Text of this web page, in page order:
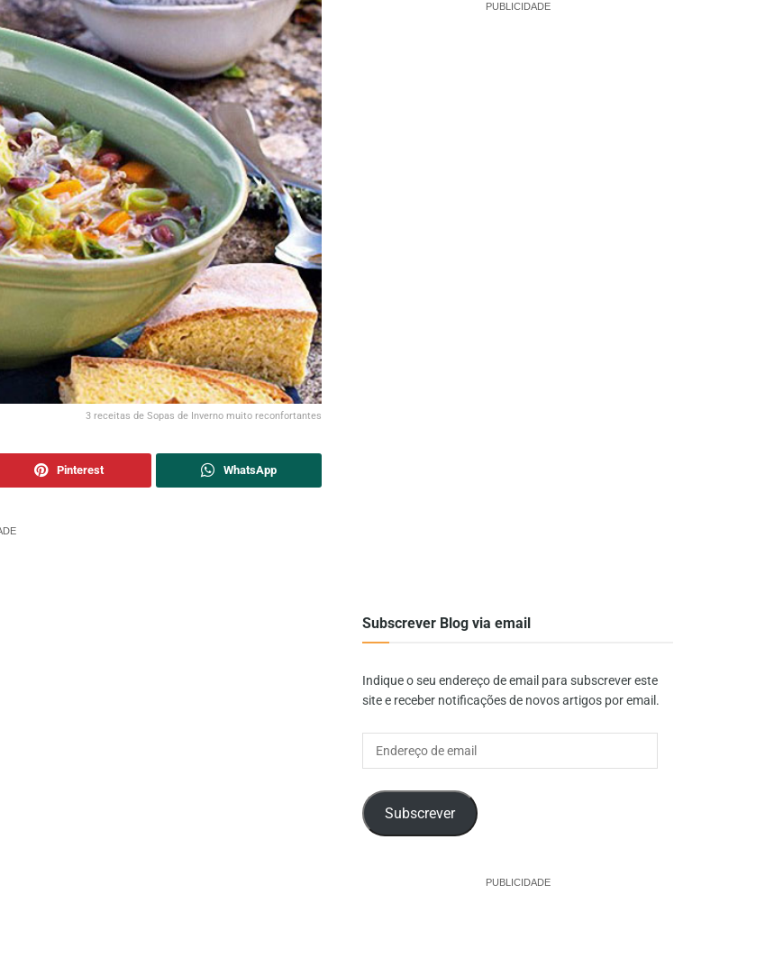
3 receitas de Sopas de Inverno muito reconfortantes
Pinterest WhatsApp
PUBLICIDADE
Subscrever Blog via email
Indique o seu endereço de email para subscrever este
site e receber notificações de novos artigos por email.
Subscrever
PUBLICIDADE